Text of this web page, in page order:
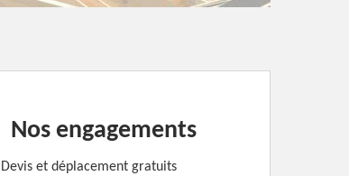
Nos engagements
Devis et déplacement gratuits